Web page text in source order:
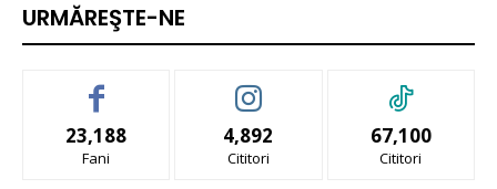
URMĂREŞTE-NE
23,188
Fani
4,892
Cititori
67,100
Cititori